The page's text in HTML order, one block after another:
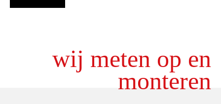
wij meten op en
monteren